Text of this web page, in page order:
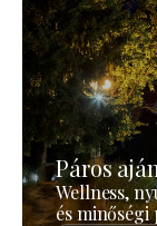
Páros
Wellness,
és minőségi